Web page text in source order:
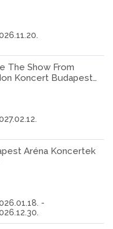
The Show From
Koncert Budapest
Aréna Koncertek
-